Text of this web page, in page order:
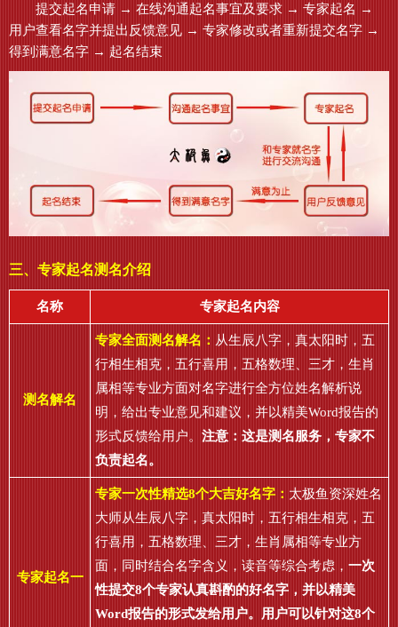
提交起名申请 → 在线沟通起名事宜及要求 → 专家起名 →
用户查看名字并提出反馈意见 → 专家修改或者重新提交名字 →
得到满意名字 → 起名结束
三、专家起名测名介绍
名称 专家起名内容
测名解名
专家全面测名解名： 从生辰八字，真太阳时，五
行相生相克，五行喜用，五格数理、三才，生肖
属相等专业方面对名字进行全方位姓名解析说
明，给出专业意见和建议，并以精美Word报告的
形式反馈给用户。 注意：这是测名服务，专家不
负责起名。
专家起名一
专家一次性精选8个大吉好名字： 太极鱼资深姓名
大师从生辰八字，真太阳时，五行相生相克，五
行喜用，五格数理、三才，生肖属相等专业方
面，同时结合名字含义，读音等综合考虑， 一次
性提交8个专家认真斟酌的好名字，并以精美
Word报告的形式发给用户。用户可以针对这8个